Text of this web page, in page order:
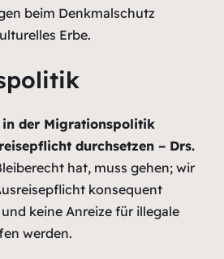
beim Denkmalschutz
Erbe.
in der Migrationspolitik
durchsetzen – Drs.
hat, muss gehen; wir
konsequent
keine Anreize für illegale
werden.